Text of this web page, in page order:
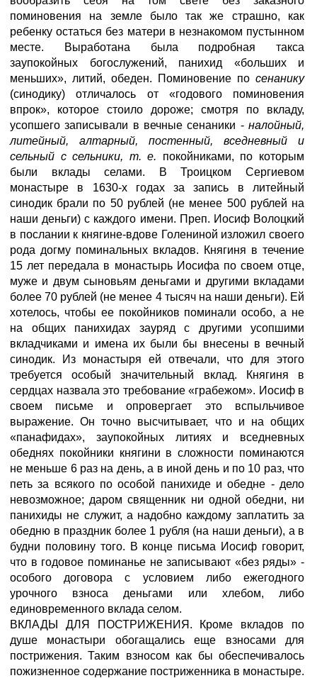
поминовения на земле было так же страшно, как
ребенку остаться без матери в незнакомом пустынном
месте. Выработана была подробная такса
заупокойных богослужений, панихид «больших и
меньших», литий, обеден. Поминовение по сенанику
(синодику) отличалось от «годового поминовения
впрок», которое стоило дороже; смотря по вкладу,
усопшего записывали в вечные сенаники - налойный,
литейный, алтарный, постенный, вседневный и
сельный с сельники, т. е. покойниками, по которым
были вклады селами. В Троицком Сергиевом
монастыре в 1630-х годах за запись в литейный
синодик брали по 50 рублей (не менее 500 рублей на
наши деньги) с каждого имени. Преп. Иосиф Волоцкий
в послании к княгине-вдове Голениной изложил своего
рода догму поминальных вкладов. Княгиня в течение
15 лет передала в монастырь Иосифа по своем отце,
муже и двум сыновьям деньгами и другими вкладами
более 70 рублей (не менее 4 тысяч на наши деньги). Ей
хотелось, чтобы ее покойников поминали особо, а не
на общих панихидах зауряд с другими усопшими
вкладчиками и имена их были бы внесены в вечный
синодик. Из монастыря ей отвечали, что для этого
требуется особый значительный вклад. Княгиня в
сердцах назвала это требование «грабежом». Иосиф в
своем письме и опровергает это вспыльчивое
выражение. Он точно высчитывает, что и на общих
«панафидах», заупокойных литиях и вседневных
обеднях покойники княгини в сложности поминаются
не меньше 6 раз на день, а в иной день и по 10 раз, что
петь за всякого по особой панихиде и обедне - дело
невозможное; даром священник ни одной обедни, ни
панихиды не служит, а надобно каждому заплатить за
обедню в праздник более 1 рубля (на наши деньги), а в
будни половину того. В конце письма Иосиф говорит,
что в годовое поминанье не записывают «без ряды» -
особого договора с условием либо ежегодного
урочного взноса деньгами или хлебом, либо
единовременного вклада селом.
ВКЛАДЫ ДЛЯ ПОСТРИЖЕНИЯ. Кроме вкладов по
душе монастыри обогащались еще взносами для
пострижения. Таким взносом как бы обеспечивалось
пожизненное содержание постриженника в монастыре.